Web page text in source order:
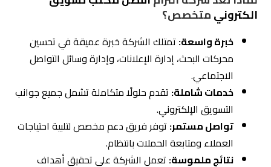
الخليج العربي يمتلك خصائصه الفريدة، بما في ذلك سلوك
العملاء، المنصات الرقمية الأكثر استخدامًا، والعوامل الثقافية
المؤثرة على القرارات الشرائية. لذلك، التعامل مع مكتب يتمتع
بخبرة في السوق المحلي مثلشركة التزام للتسويق
الإلكترونييضمن تصميم استراتيجيات تسويقية فعّالة تُحقق
النتائج المرجوة.
لماذا يُعد فهم السوق المحلي أمرًا أساسيًا؟